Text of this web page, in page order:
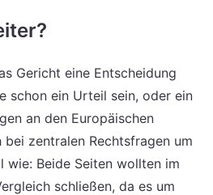
Gericht eine Entscheidung
schon ein Urteil sein, oder ein
an den Europäischen
zentralen Rechtsfragen um
wie: Beide Seiten wollten im
schließen, da es um